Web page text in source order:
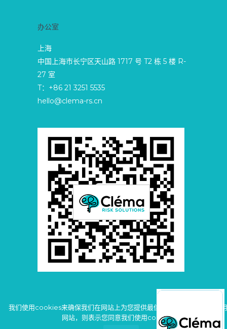
办公室
上海
中国上海市长宁区天山路 1717 号 T2 栋 5 楼 R-
27 室
T：+86 21 3251 5535
hello@clema-rs.cn
© Copyright 2026 Clema Risk Solutions
我们使用cookies来确保我们在网站上为您提供最佳体验。 如果您继续使
网站，则表示您同意我们使用cookies。